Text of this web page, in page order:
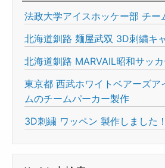
法政大学アイスホッケー部 チー
北海道釧路 麺屋武双 3D刺繍キ
北海道釧路 MARVAIL昭和サッ
東京都 西武ホワイトベアーズア
ムのチームパーカー製作
3D刺繍 ワッペン 製作しました！